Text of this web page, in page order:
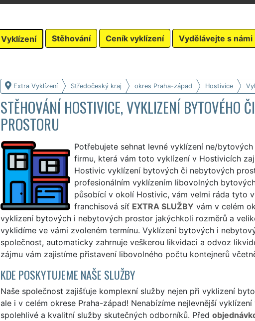
Vyklízení Stěhování Ceník vyklízení Vydělávejte s námi
Extra Vyklízení Středočeský kraj okres Praha-západ Hostivice
STĚHOVÁNÍ HOSTIVICE, VYKLIZENÍ BYTOVÉHO
PROSTORU
Potřebujete sehnat levné vyklízení ne/
firmu, která vám toto vyklízení v Hostivicích
Hostivic vyklízení bytových či nebytových
profesionálním vyklízením libovolných
působící v okolí Hostivic, vám velmi ráda tyto
franchisová síť EXTRA SLUŽBY vám v celém
vyklizení bytových i nebytových prostor jakýchkoli rozměrů a
vyklidíme ve vámi zvoleném termínu. Vyklízení bytových i
společnost, automaticky zahrnuje veškerou likvidaci a odvoz
zájmu vám zajistíme přistavení libovolného počtu kontejnerů
KDE POSKYTUJEME NAŠE SLUŽBY
Naše společnost zajišťuje komplexní služby nejen při vyklizení
ale i v celém okrese Praha-západ! Nenabízíme nejlevnější
spolehlivé a kvalitní služby skutečných odborníků. Před